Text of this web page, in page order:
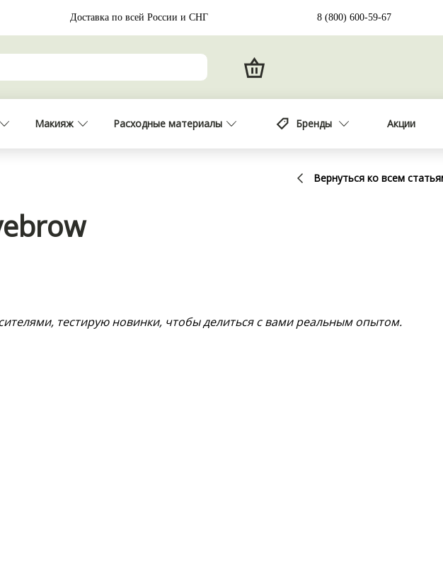
Вернуться ко всем
тестирую новинки, чтобы делиться с вами реальным опытом.
Доставка по всей России и СНГ 8 (800) 600-59-67
Макияж Расходные материалы Бренды Акции